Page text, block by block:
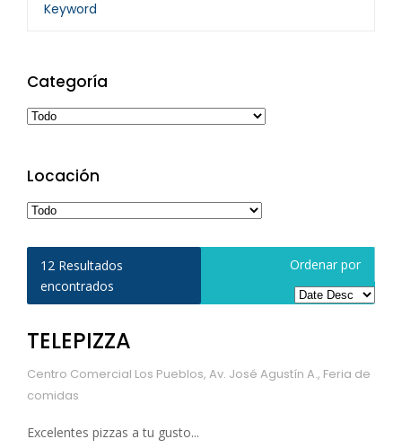
Categoría
Locación
12 Resultados
encontrados
Ordenar por
TELEPIZZA
Centro Comercial Los Pueblos, Av. José Agustín A., Feria de
comidas
Excelentes pizzas a tu gusto...